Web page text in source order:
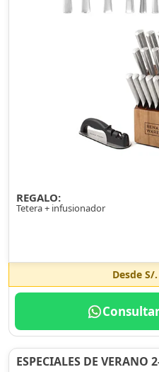
REGALO:
Tetera + infusionador
Desde S/
ESPECIALES DE VERANO